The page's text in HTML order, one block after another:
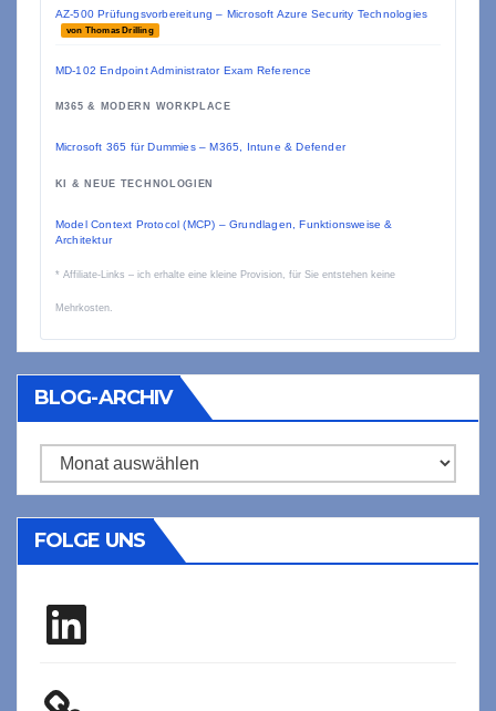
AZ-500 Prüfungsvorbereitung – Microsoft Azure Security Technologies
von Thomas Drilling
MD-102 Endpoint Administrator Exam Reference
M365 & MODERN WORKPLACE
Microsoft 365 für Dummies – M365, Intune & Defender
KI & NEUE TECHNOLOGIEN
Model Context Protocol (MCP) – Grundlagen, Funktionsweise &
Architektur
* Affiliate-Links – ich erhalte eine kleine Provision, für Sie entstehen keine
Mehrkosten.
BLOG-ARCHIV
Blog-
Archiv
FOLGE UNS
LinkedIn